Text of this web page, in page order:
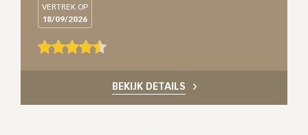
VERTREK OP
18/09/2026
BEKIJK DETAILS